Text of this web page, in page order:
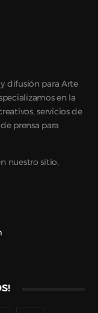
difusión para Arte
en la
servicios de
prensa para
nuestro sitio,